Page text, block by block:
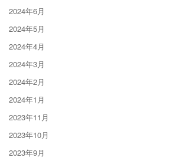
2024年6月
2024年5月
2024年4月
2024年3月
2024年2月
2024年1月
2023年11月
2023年10月
2023年9月